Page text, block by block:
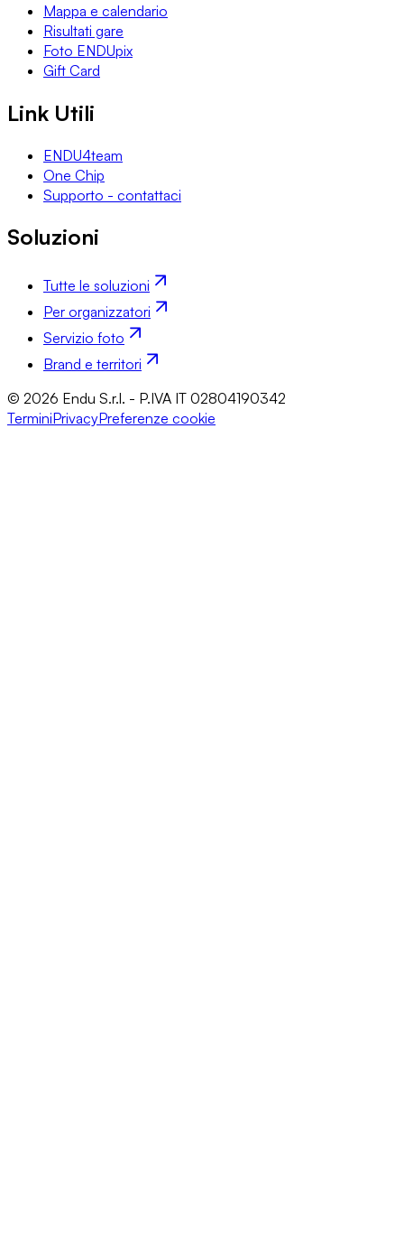
Mappa e calendario
Risultati gare
Foto ENDUpix
Gift Card
Link Utili
ENDU4team
One Chip
Supporto - contattaci
Soluzioni
Tutte le soluzioni
Per organizzatori
Servizio foto
Brand e territori
© 2026 Endu S.r.l. - P.IVA IT 02804190342
TerminiPrivacyPreferenze cookie